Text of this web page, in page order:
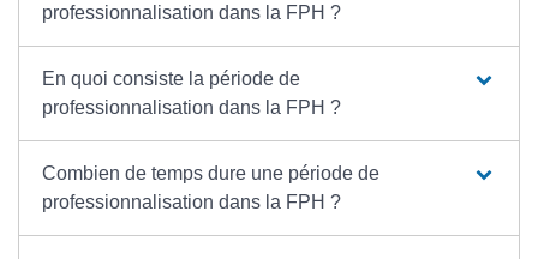
professionnalisation dans la FPH ?
En quoi consiste la période de
professionnalisation dans la FPH ?
Combien de temps dure une période de
professionnalisation dans la FPH ?